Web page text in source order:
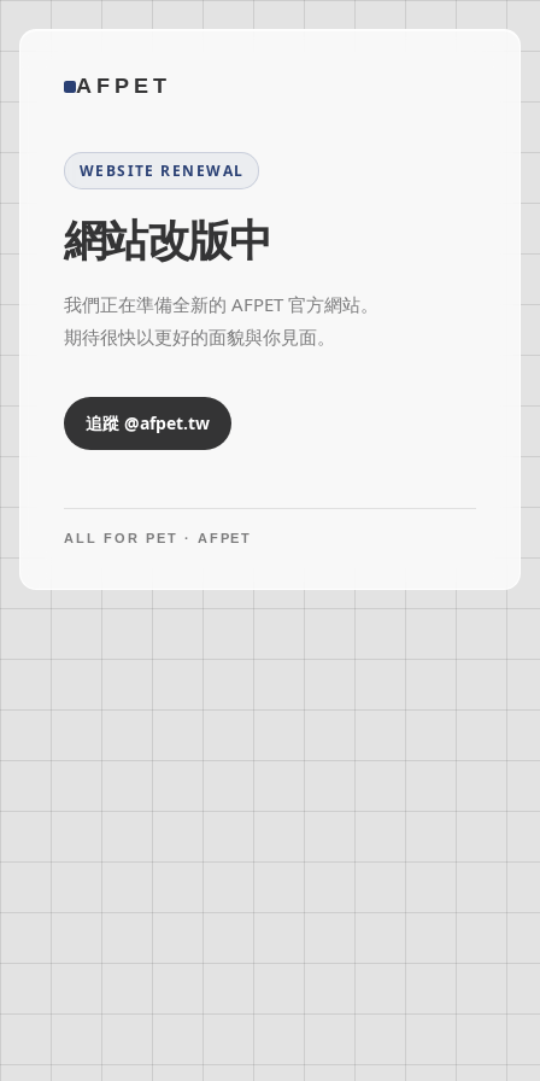
AFPET
WEBSITE RENEWAL
網站改版中
我們正在準備全新的 AFPET 官方網站。
期待很快以更好的面貌與你見面。
追蹤 @afpet.tw
ALL FOR PET · AFPET